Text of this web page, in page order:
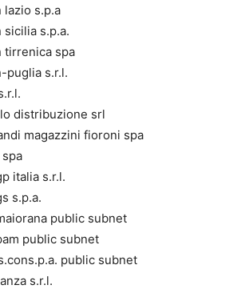
s.p.a
s.p.a.
tirrenica spa
puglia s.r.l.
distribuzione srl
magazzini fioroni spa
italia s.r.l.
s.p.a.
public subnet
public subnet
public subnet
s.r.l.